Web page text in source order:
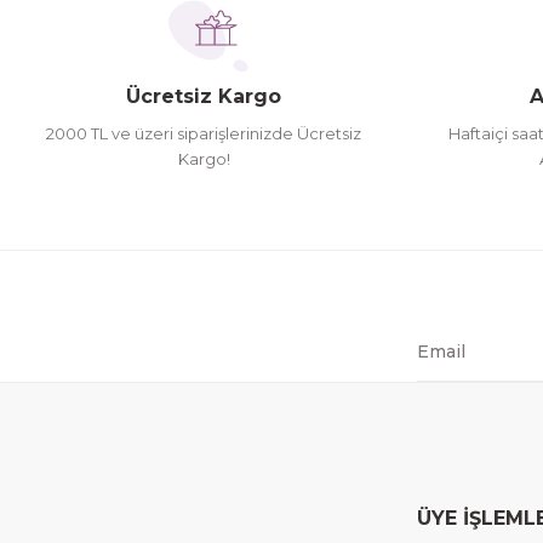
Bu ürüne benzer farklı alternatifler olmalı.
Hamit Çakıcı | 15/04/2026
Hamit Çakıcı | 15/04/2026
Siteye üyelik gayet kolay, güvenli ödeme, hızlı
Ücretsiz Kargo
2000 TL ve üzeri siparişlerinizde Ücretsiz
Kargo!
Haftaiçi
ÜYE